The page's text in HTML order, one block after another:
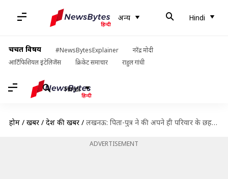
अन्य Hindi
चर्चित विषय #NewsBytesExplainer
नरेंद्र मोदी
आर्टिफिशियल इंटेलिजेंस
क्रिकेट समाचार राहुल गांधी
Hindi
होम / खबरें / देश की खबरें / लखनऊ: पिता-पुत्र ने की अपने ही परिवार के छह लोगों की हत्या, थाने पहुंचकर किया समर्पण
ADVERTISEMENT